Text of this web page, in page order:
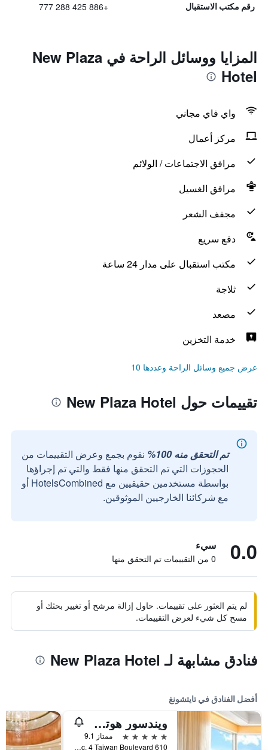
رقم مكتب الاستقبال +886 425 288 777
المزايا ووسائل الراحة في New Plaza
Hotel
واي فاي مجاني
مركز أعمال
مرافق الاجتماعات / الولائم
مرافق الغسيل
مجفف الشعر
دفع سريع
مكتب استقبال على مدار 24 ساعة
ثلاجة
مصعد
خدمة التخزين
عرض جميع وسائل الراحة وعددها 10
تقييمات حول New Plaza Hotel
تم التحقق منه 100%
نقوم بجمع وعرض التقييمات من
الحجوزات التي تم التحقق منها فقط والتي تم إجراؤها
بواسطة مستخدمين حقيقيين مع HotelsCombined أو
مع شركائنا الخارجيين الموثوقين.
0.0 سيء
0 من التقييمات تم التحقق منها
لم يتم العثور على تقييمات. حاول إزالة مرشح أو تغيير بحثك أو
مسح كل شيء لعرض التقييمات.
فنادق مشابهة لـ New Plaza Hotel
أفضل الفنادق في تايتشونغ
ويندسور هوتل تايتشونج
5 نجوم
ممتاز 9.1
610 Sec. 4 Taiwan Boulevard, تايتشونغ, تايوان